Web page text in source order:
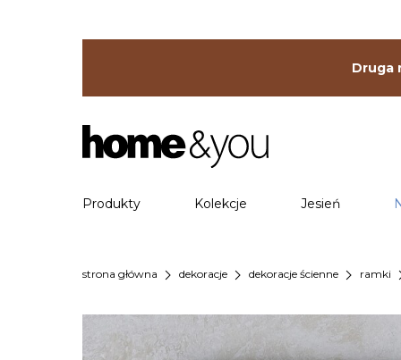
Druga
Produkty Kolekcje Jesień
strona główna chevron_right dekoracje chevron_right dekoracje ścienne chevron_right ramki